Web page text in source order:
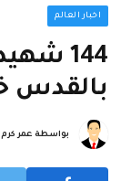
اخبار العالم
144
بالقدس خلال
بواسطة عمر كرم